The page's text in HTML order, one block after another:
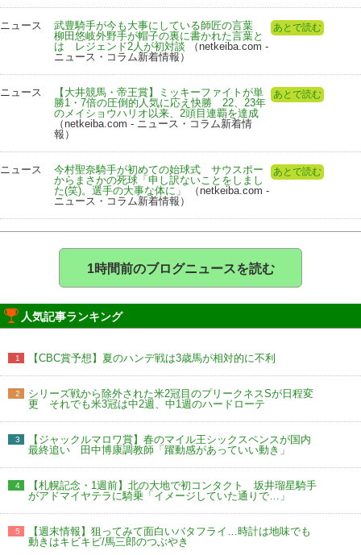
ニュース
武豊騎手が今も大事にしている師匠の言葉
柳田悠岐外野手が帽子の裏に書かれた言葉と
は レジェンド2人が初対談 （netkeiba.com -
ニュース・コラム新着情報）
あとで読む
ニュース
【大井競馬・帝王賞】ミッキーファイトが単
勝1・7倍の圧倒的人気に応え快勝 22、23年
のメイショウハリオ以来、2頭目連覇を達成
（netkeiba.com - ニュース・コラム新着情
報）
あとで読む
ニュース
今村聖奈騎手が初めての始球式 サウスポー
からまさかの死球「申し訳ないことをしまし
た(笑)。選手の大事な体に」
（netkeiba.com -
ニュース・コラム新着情報）
あとで読む
1時間前のブログニュースを読む
人気記事ランキング
1 【CBC賞予想】夏のハンデ戦は3歳馬が相対的に不利
2
シリーズ戦から除外された米2冠目のプリークネスSが日程変
更 それでも米3冠は中2週、中1週のハードローテ
3
【ジャックルマロワ賞】春のマイル王シックスペンスが国内
最終追い 田中博康調教師「躍動感があっていい動き」
4
【札幌記念・1週前】北の大地で初コンタクト 坂井瑠星騎手
がアドマイヤテラに騎乗「イメージしていた通りで…」
5
【週末情報】狙ってみて面白いバタフライ…時計は地味でも
動きはキビキビ/馬三郎のつぶやき